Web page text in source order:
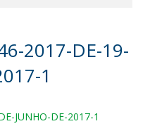
2017-DE-19-
1
JUNHO-DE-2017-1